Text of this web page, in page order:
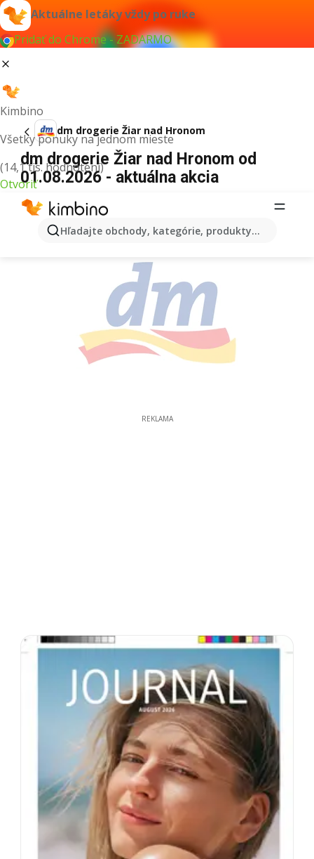
Aktuálne letáky vždy po ruke
Pridať do Chrome - ZADARMO
Kimbino
Všetky ponuky na jednom mieste
(14,1 tis. hodnotení)
Otvoriť
Hľadajte obchody, kategórie, produkty...
dm drogerie Žiar nad Hronom
dm drogerie Žiar nad Hronom od
01.08.2026 - aktuálna akcia
REKLAMA